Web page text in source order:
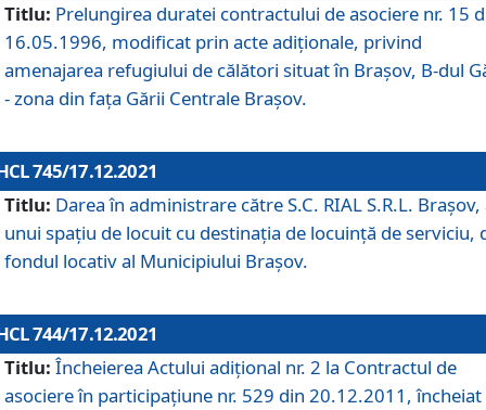
Titlu: Prelungirea duratei contractului de asociere nr. 15
16.05.1996, modificat prin acte adiționale, privind
amenajarea refugiului de călători situat în Brașov, B-dul
- zona din faţa Gării Centrale Brașov.
745/17.12.2021
Titlu: Darea în administrare către S.C. RIAL S.R.L. Brașov,
unui spațiu de locuit cu destinația de locuință de serviciu,
fondul locativ al Municipiului Brașov.
744/17.12.2021
Titlu: Încheierea Actului adițional nr. 2 la Contractul de
asociere în participațiune nr. 529 din 20.12.2011, încheiat